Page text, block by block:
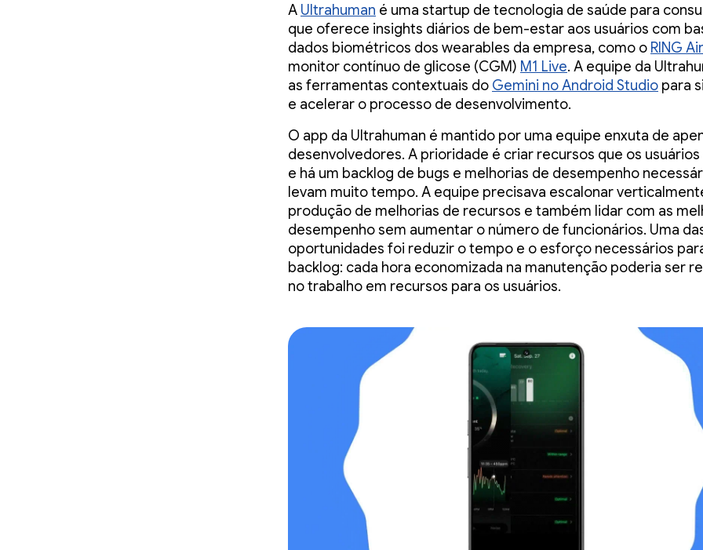
A Ultrahuman é uma startup de tecnologia de saúde para
que oferece insights diários de bem-estar aos usuários com
dados biométricos dos wearables da empresa, como o RING Air
monitor contínuo de glicose (CGM) M1 Live. A equipe da
as ferramentas contextuais do Gemini no Android Studio para
e acelerar o processo de desenvolvimento.
O app da Ultrahuman é mantido por uma equipe enxuta de
desenvolvedores. A prioridade é criar recursos que os
e há um backlog de bugs e melhorias de desempenho
levam muito tempo. A equipe precisava escalonar
produção de melhorias de recursos e também lidar com as
desempenho sem aumentar o número de funcionários. Uma
oportunidades foi reduzir o tempo e o esforço necessários
backlog: cada hora economizada na manutenção poderia ser
no trabalho em recursos para os usuários.